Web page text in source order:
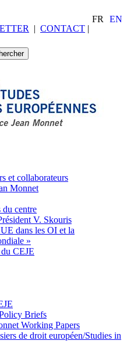
FR
EN
| CONTACT |
et collaborateurs
Monnet
du centre
V. Skouris
dans les OI et la
»
CEJE
Briefs
Working Papers
de droit européen/Studies in